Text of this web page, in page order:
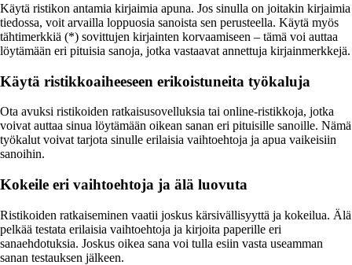
Käytä ristikon antamia kirjaimia apuna. Jos sinulla on joitakin kirjaimia
tiedossa, voit arvailla loppuosia sanoista sen perusteella. Käytä myös
tähtimerkkiä (*) sovittujen kirjainten korvaamiseen – tämä voi auttaa
löytämään eri pituisia sanoja, jotka vastaavat annettuja kirjainmerkkejä.
Käytä ristikkoaiheeseen erikoistuneita työkaluja
Ota avuksi ristikoiden ratkaisusovelluksia tai online-ristikkoja, jotka
voivat auttaa sinua löytämään oikean sanan eri pituisille sanoille. Nämä
työkalut voivat tarjota sinulle erilaisia vaihtoehtoja ja apua vaikeisiin
sanoihin.
Kokeile eri vaihtoehtoja ja älä luovuta
Ristikoiden ratkaiseminen vaatii joskus kärsivällisyyttä ja kokeilua. Älä
pelkää testata erilaisia vaihtoehtoja ja kirjoita paperille eri
sanaehdotuksia. Joskus oikea sana voi tulla esiin vasta useamman
sanan testauksen jälkeen.